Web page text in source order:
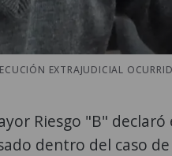
EXTRAJUDICIAL
Riesgo "B"
dentro del caso